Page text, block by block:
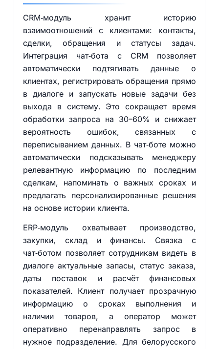
CRM‑модуль хранит историю
взаимоотношений с клиентами: контакты,
сделки, обращения и статусы задач.
Интеграция чат‑бота с CRM позволяет
автоматически подтягивать данные о
клиентах, регистрировать обращения прямо
в диалоге и запускать новые задачи без
выхода в систему. Это сокращает время
обработки запроса на 30–60% и снижает
вероятность ошибок, связанных с
переписыванием данных. В чат‑боте можно
автоматически подсказывать менеджеру
релевантную информацию по последним
сделкам, напоминать о важных сроках и
предлагать персонализированные решения
на основе истории клиента.
ERP‑модуль охватывает производство,
закупки, склад и финансы. Связка с
чат‑ботом позволяет сотрудникам видеть в
диалоге актуальные запасы, статус заказа,
даты поставок и расчёт финансовых
показателей. Клиент получает прозрачную
информацию о сроках выполнения и
наличии товаров, а оператор может
оперативно перенаправлять запрос в
нужное подразделение. Для белорусского